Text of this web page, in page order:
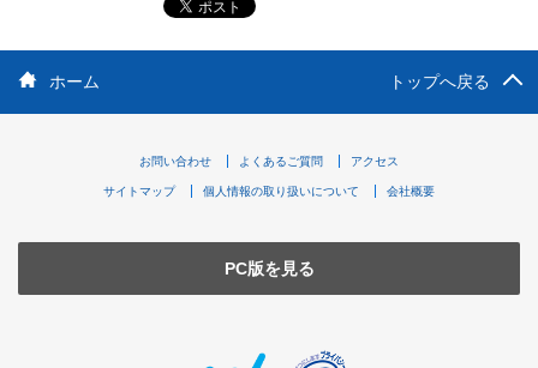
ホーム トップへ戻る
お問い合わせ よくあるご質問 アクセス
サイトマップ 個人情報の取り扱いについて 会社概要
PC版を見る